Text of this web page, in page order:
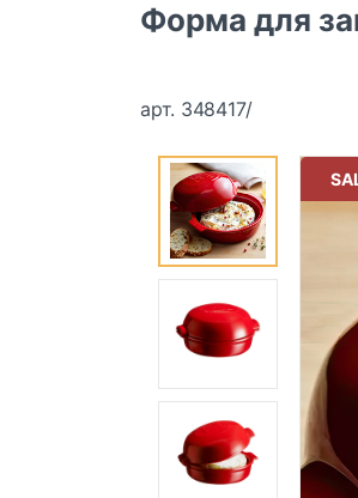
Форма для
арт. 348417/